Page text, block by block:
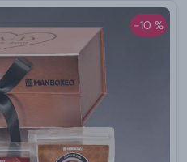
-10 %